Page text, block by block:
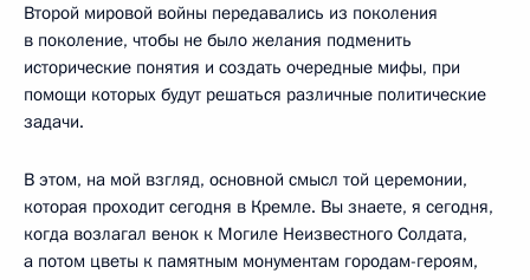
Второй мировой войны передавались из поколения
в поколение, чтобы не было желания подменить
исторические понятия и создать очередные мифы, при
помощи которых будут решаться различные политические
задачи.
В этом, на мой взгляд, основной смысл той церемонии,
которая проходит сегодня в Кремле. Вы знаете, я сегодня,
когда возлагал венок к Могиле Неизвестного Солдата,
а потом цветы к памятным монументам городам-героям,